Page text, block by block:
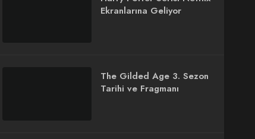
Ekranlarına Geliyor
The Gilded Age 3. Sezon
Tarihi ve Fragmanı